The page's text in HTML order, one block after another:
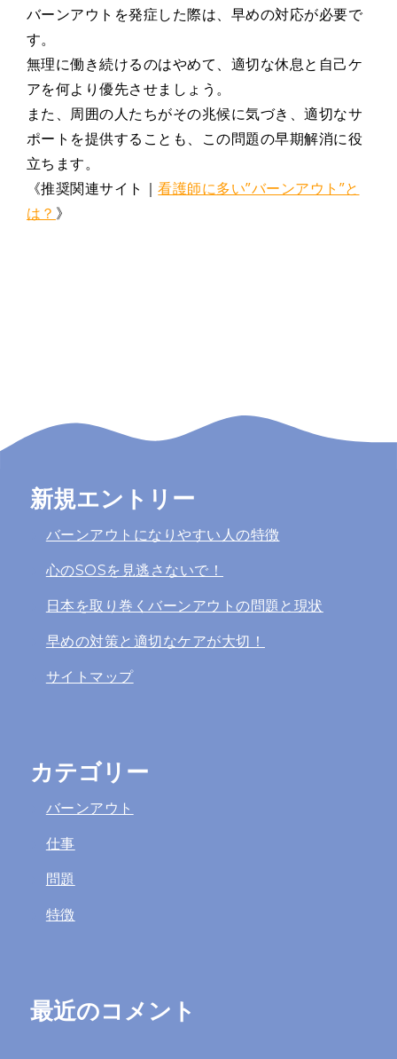
バーンアウトを発症した際は、早めの対応が必要で
す。
無理に働き続けるのはやめて、適切な休息と自己ケ
アを何より優先させましょう。
また、周囲の人たちがその兆候に気づき、適切なサ
ポートを提供することも、この問題の早期解消に役
立ちます。
《推奨関連サイト｜看護師に多い”バーンアウト”と
は？ 》
新規エントリー
バーンアウトになりやすい人の特徴
心のSOSを見逃さないで！
日本を取り巻くバーンアウトの問題と現状
早めの対策と適切なケアが大切！
サイトマップ
カテゴリー
バーンアウト
仕事
問題
特徴
最近のコメント